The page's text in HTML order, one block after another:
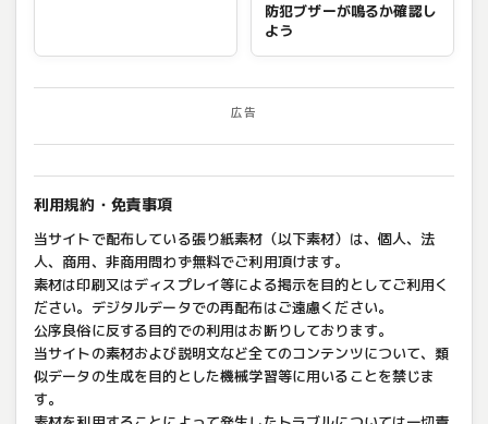
防犯ブザーが鳴るか確認し
よう
広告
利用規約・免責事項
当サイトで配布している張り紙素材（以下素材）は、個人、法
人、商用、非商用問わず無料でご利用頂けます。
素材は印刷又はディスプレイ等による掲示を目的としてご利用く
ださい。デジタルデータでの再配布はご遠慮ください。
公序良俗に反する目的での利用はお断りしております。
当サイトの素材および説明文など全てのコンテンツについて、類
似データの生成を目的とした機械学習等に用いることを禁じま
す。